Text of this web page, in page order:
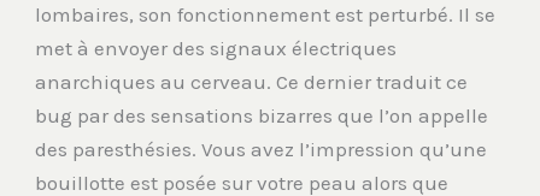
lombaires, son fonctionnement est perturbé. Il se
met à envoyer des signaux électriques
anarchiques au cerveau. Ce dernier traduit ce
bug par des sensations bizarres que l’on appelle
des paresthésies. Vous avez l’impression qu’une
bouillotte est posée sur votre peau alors que